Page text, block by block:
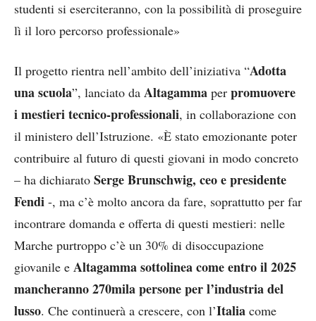
studenti si eserciteranno, con la possibilità di proseguire
lì il loro percorso professionale»
Il progetto rientra nell’ambito dell’iniziativa “Adotta
una scuola”, lanciato da Altagamma per promuovere
i mestieri tecnico-professionali, in collaborazione con
il ministero dell’Istruzione. «È stato emozionante poter
contribuire al futuro di questi giovani in modo concreto
– ha dichiarato Serge Brunschwig, ceo e presidente
Fendi -, ma c’è molto ancora da fare, soprattutto per far
incontrare domanda e offerta di questi mestieri: nelle
Marche purtroppo c’è un 30% di disoccupazione
giovanile e Altagamma sottolinea come entro il 2025
mancheranno 270mila persone per l’industria del
lusso. Che continuerà a crescere, con l’Italia come